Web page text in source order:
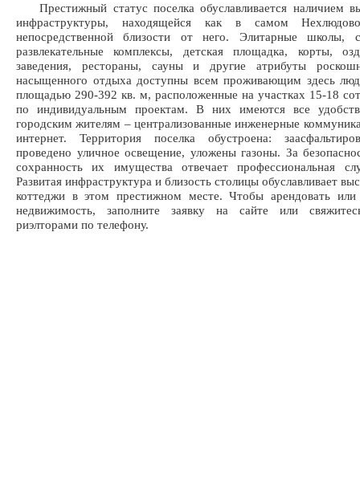
Престижный статус поселка обуславливается наличием
инфраструктуры, находящейся как в самом
непосредственной близости от него. Элитарные школы,
развлекательные комплексы, детская площадка, корты,
заведения, рестораны, сауны и другие атрибуты
насыщенного отдыха доступны всем проживающим здесь
площадью 290-392 кв. м, расположенные на участках 15-18
по индивидуальным проектам. В них имеются все
городским жителям – централизованные инженерные
интернет. Территория поселка обустроена:
проведено уличное освещение, уложены газоны. За
сохранность их имущества отвечает профессиональная
Развитая инфраструктура и близость столицы обуславливает
коттеджи в этом престижном месте. Чтобы арендовать или
недвижимость, заполните заявку на сайте или
риэлторами по телефону.